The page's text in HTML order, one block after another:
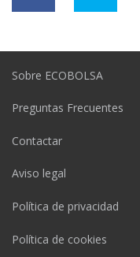
Sobre ECOBOLSA
Preguntas Frecuentes
Contactar
Aviso legal
Política de privacidad
Política de cookies